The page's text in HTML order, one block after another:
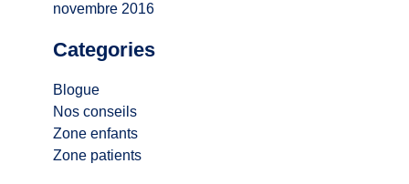
novembre 2016
Categories
Blogue
Nos conseils
Zone enfants
Zone patients